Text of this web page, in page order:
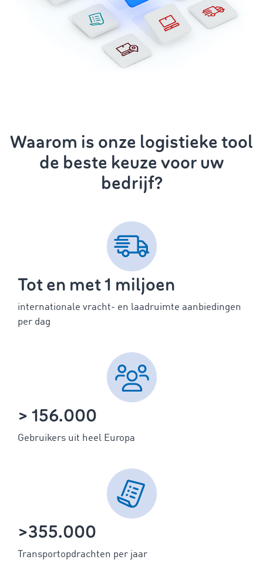
Waarom is onze logistieke tool
de beste keuze voor uw
bedrijf?
Tot en met 1 miljoen
internationale vracht- en laadruimte aanbiedingen
per dag
> 156.000
Gebruikers uit heel Europa
>355.000
Transportopdrachten per jaar